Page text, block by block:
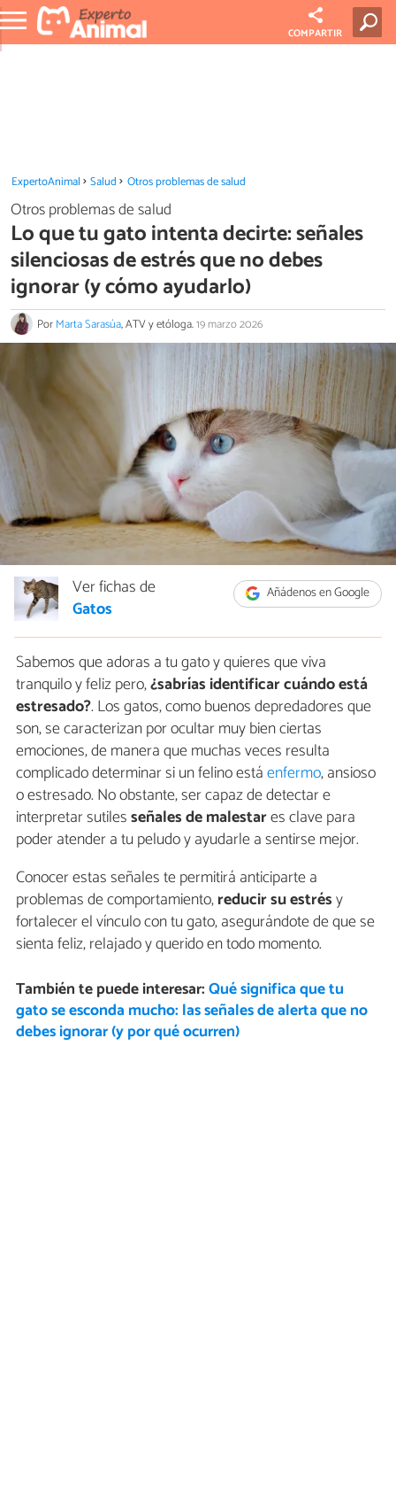
COMPARTIR
ExpertoAnimal Salud Otros problemas de salud
Otros problemas de salud
Lo que tu gato intenta decirte: señales
silenciosas de estrés que no debes
ignorar (y cómo ayudarlo)
PorMarta Sarasúa, ATV y etóloga.19 marzo 2026
Añádenos en Google
Ver fichas de
Gatos
Sabemos que adoras a tu gato y quieres que viva
tranquilo y feliz pero,¿sabrías identificar cuándo está
estresado?. Los gatos, como buenos depredadores que
son, se caracterizan por ocultar muy bien ciertas
emociones, de manera que muchas veces resulta
complicado determinar si un felino estáenfermo, ansioso
o estresado. No obstante, ser capaz de detectar e
interpretar sutilesseñales de malestares clave para
poder atender a tu peludo y ayudarle a sentirse mejor.
Conocer estas señales te permitirá anticiparte a
problemas de comportamiento,reducir su estrésy
fortalecer el vínculo con tu gato, asegurándote de que se
sienta feliz, relajado y querido en todo momento.
También te puede interesar:Qué significa que tu
gato se esconda mucho: las señales de alerta que no
debes ignorar (y por qué ocurren)